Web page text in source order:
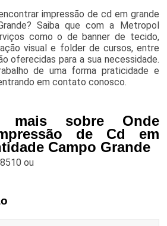
impressão de cd em grande
Saiba que com a Metropol
como o de banner de tecido,
visual e folder de cursos, entre
oferecidas para a sua necessidade.
de uma forma praticidade e
em contato conosco.
mais sobre Onde
de Cd em
Campo Grande
ou